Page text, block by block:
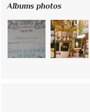
Albums photos